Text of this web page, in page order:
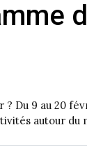
Du 9 au 20
autour du